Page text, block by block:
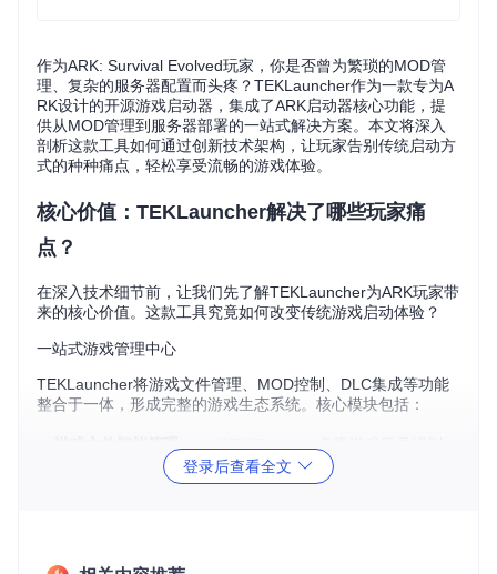
作为ARK: Survival Evolved玩家，你是否曾为繁琐的MOD管
理、复杂的服务器配置而头疼？TEKLauncher作为一款专为A
RK设计的开源游戏启动器，集成了ARK启动器核心功能，提
供从MOD管理到服务器部署的一站式解决方案。本文将深入
剖析这款工具如何通过创新技术架构，让玩家告别传统启动方
式的种种痛点，轻松享受流畅的游戏体验。
核心价值：TEKLauncher解决了哪些玩家痛
点？
在深入技术细节前，让我们先了解TEKLauncher为ARK玩家带
来的核心价值。这款工具究竟如何改变传统游戏启动体验？
一站式游戏管理中心
TEKLauncher将游戏文件管理、MOD控制、DLC集成等功能
整合于一体，形成完整的游戏生态系统。核心模块包括：
文件校验和版本控制，确保游戏文件完整性
MOD全生命周期管理：src/ARK/Mod.cs
登录后查看全文